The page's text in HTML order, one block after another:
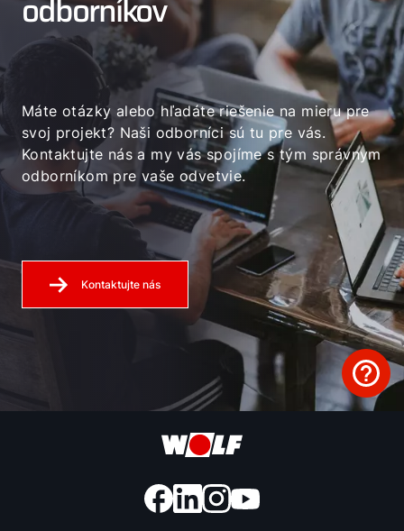
odborníkov
Máte otázky alebo hľadáte riešenie na mieru pre
svoj projekt? Naši odborníci sú tu pre vás.
Kontaktujte nás a my vás spojíme s tým správnym
odborníkom pre vaše odvetvie.
Kontaktujte nás